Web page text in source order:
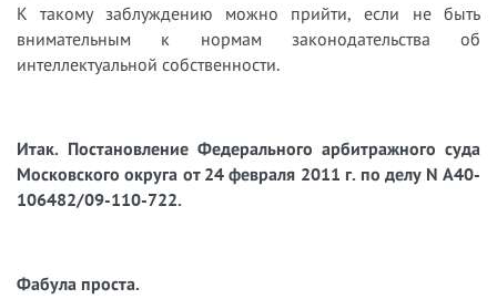
К такому заблуждению можно прийти, если не быть
внимательным к нормам законодательства об
интеллектуальной собственности.
Итак. Постановление Федерального арбитражного суда
Московского округа от 24 февраля 2011 г. по делу N А40-
106482/09-110-722.
Фабула проста.